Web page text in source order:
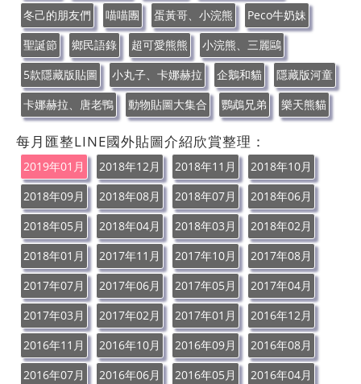
冬己的朋友們
喵喵團 蛋黃哥、小浣熊
Peco牛奶妹
聖誕節
鄉民語錄 超可愛熊熊
小浣熊、三麗鷗
5款隱藏版貼圖
小丸子、卡娜赫拉 企鵝和貓
隱藏版河童
卡娜赫拉、唐老鴨
動物貼圖大集合 鸚鵡兄弟 樂天熊貓
每月匯整LINE國外貼圖介紹欣賞整理：
2019年01月 2018年12月 2018年11月
2018年10月
2018年09月
2018年08月 2018年07月
2018年06月
2018年05月
2018年04月 2018年03月
2018年02月
2018年01月
2017年11月 2017年10月
2017年08月
2017年07月
2017年06月 2017年05月
2017年04月
2017年03月
2017年02月 2017年01月
2016年12月
2016年11月
2016年10月 2016年09月
2016年08月
2016年07月
2016年06月 2016年05月
2016年04月